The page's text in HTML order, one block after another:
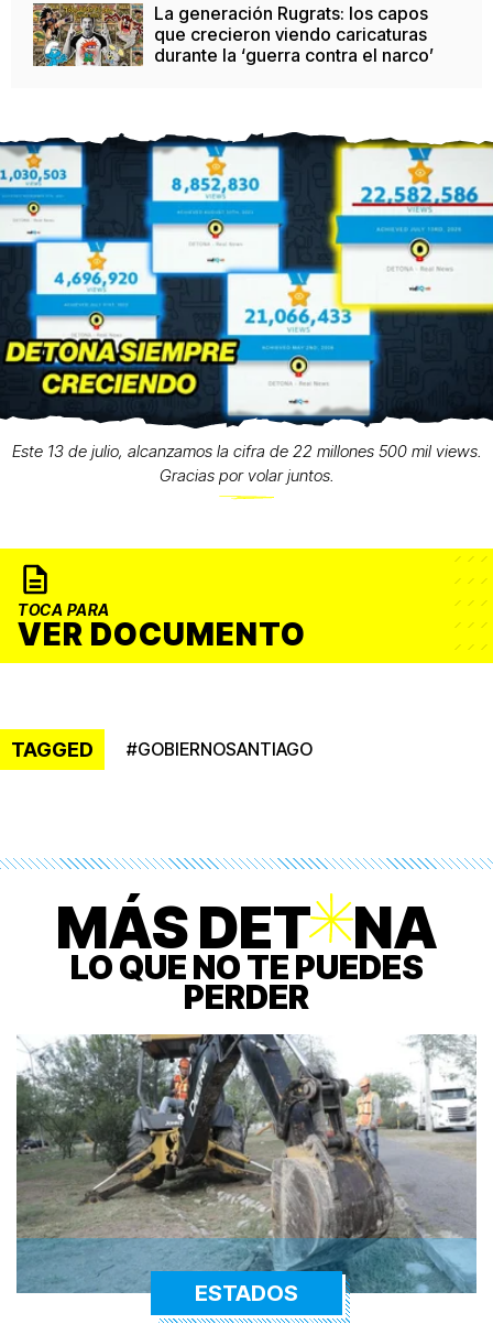
La generación Rugrats: los capos
que crecieron viendo caricaturas
durante la ‘guerra contra el narco’
Este 13 de julio, alcanzamos la cifra de 22 millones 500 mil views.
Gracias por volar juntos.
TOCA PARA
VER DOCUMENTO
TAGGED #GOBIERNOSANTIAGO
MÁS DETONA
LO QUE NO TE PUEDES
PERDER
ESTADOS